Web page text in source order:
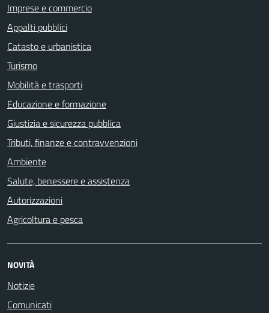
Imprese e commercio
Appalti pubblici
Catasto e urbanistica
Turismo
Mobilità e trasporti
Educazione e formazione
Giustizia e sicurezza pubblica
Tributi, finanze e contravvenzioni
Ambiente
Salute, benessere e assistenza
Autorizzazioni
Agricoltura e pesca
NOVITÀ
Notizie
Comunicati